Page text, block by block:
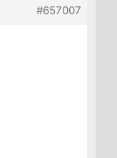
#657007